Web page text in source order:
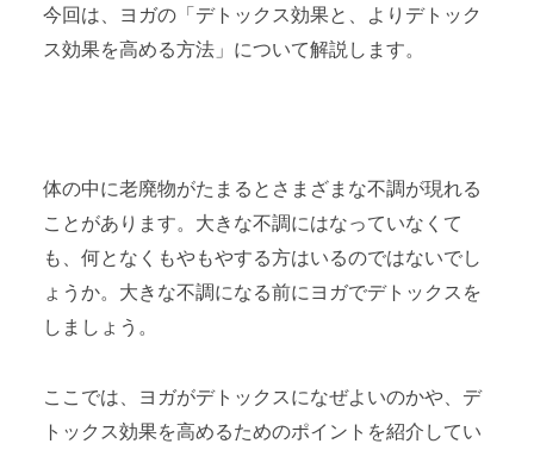
今回は、ヨガの「デトックス効果と、よりデトック
ス効果を高める方法」について解説します。
体の中に老廃物がたまるとさまざまな不調が現れる
ことがあります。大きな不調にはなっていなくて
も、何となくもやもやする方はいるのではないでし
ょうか。大きな不調になる前にヨガでデトックスを
しましょう。
ここでは、ヨガがデトックスになぜよいのかや、デ
トックス効果を高めるためのポイントを紹介してい